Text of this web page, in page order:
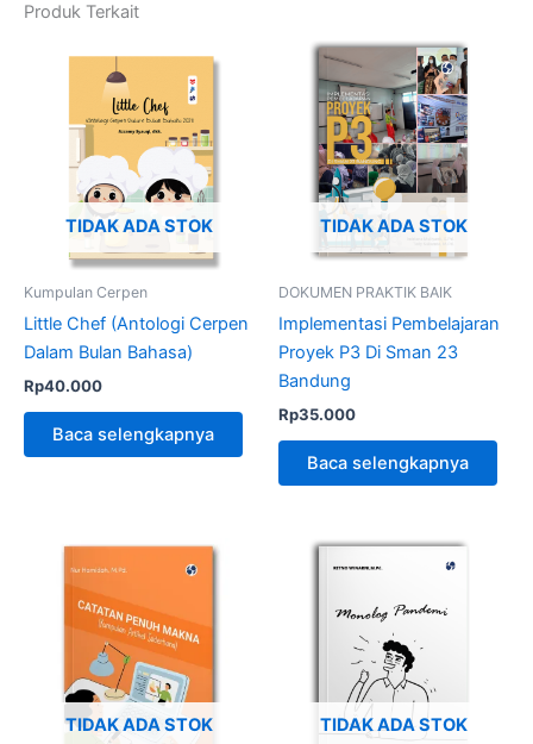
Produk Terkait
TIDAK ADA STOK
Kumpulan Cerpen
Little Chef (Antologi Cerpen
Dalam Bulan Bahasa)
Rp40.000
Baca selengkapnya
TIDAK ADA STOK
DOKUMEN PRAKTIK BAIK
Implementasi Pembelajaran
Proyek P3 Di Sman 23
Bandung
Rp35.000
Baca selengkapnya
TIDAK ADA STOK TIDAK ADA STOK